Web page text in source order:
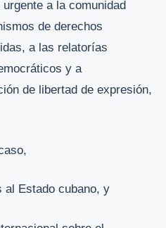
a la comunidad
de derechos
a las relatorías
y a
de libertad de expresión,
al Estado cubano, y